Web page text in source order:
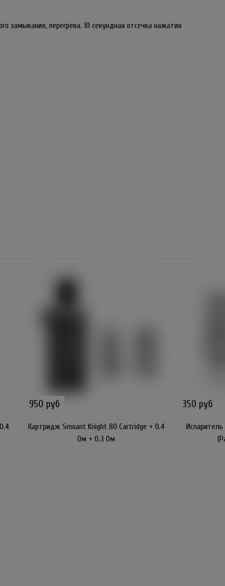
замыкания, перегрева. 10 секундная отсечка нажатия
950 руб
Картридж Smoant Knight 80 Cartridge + 0.4
Ом + 0.3 Ом
350 руб